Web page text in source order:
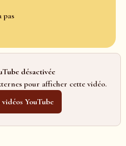
pas
désactivée
pour afficher cette vidéo.
YouTube